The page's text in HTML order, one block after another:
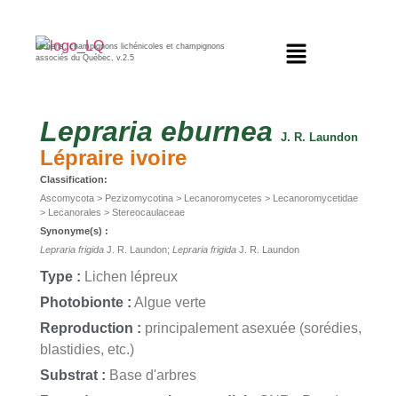
Lichens, champignons lichénicoles et champignons
associés du Québec, v.2.5
Lepraria eburnea J. R. Laundon
Lépraire ivoire
Classification:
Ascomycota > Pezizomycotina > Lecanoromycetes > Lecanoromycetidae
> Lecanorales > Stereocaulaceae
Synonyme(s) :
Lepraria frigida J. R. Laundon; Lepraria frigida J. R. Laundon
Type : Lichen lépreux
Photobionte : Algue verte
Reproduction : principalement asexuée (sorédies,
blastidies, etc.)
Substrat : Base d'arbres